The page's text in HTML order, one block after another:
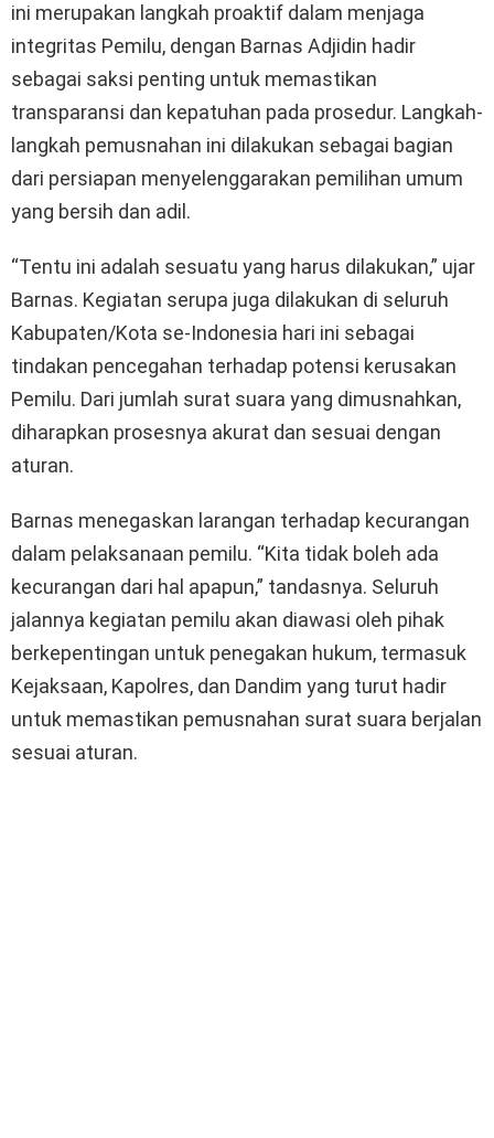
ini merupakan langkah proaktif dalam menjaga
integritas Pemilu, dengan Barnas Adjidin hadir
sebagai saksi penting untuk memastikan
transparansi dan kepatuhan pada prosedur. Langkah-
langkah pemusnahan ini dilakukan sebagai bagian
dari persiapan menyelenggarakan pemilihan umum
yang bersih dan adil.
“Tentu ini adalah sesuatu yang harus dilakukan,” ujar
Barnas. Kegiatan serupa juga dilakukan di seluruh
Kabupaten/Kota se-Indonesia hari ini sebagai
tindakan pencegahan terhadap potensi kerusakan
Pemilu. Dari jumlah surat suara yang dimusnahkan,
diharapkan prosesnya akurat dan sesuai dengan
aturan.
Barnas menegaskan larangan terhadap kecurangan
dalam pelaksanaan pemilu. “Kita tidak boleh ada
kecurangan dari hal apapun,” tandasnya. Seluruh
jalannya kegiatan pemilu akan diawasi oleh pihak
berkepentingan untuk penegakan hukum, termasuk
Kejaksaan, Kapolres, dan Dandim yang turut hadir
untuk memastikan pemusnahan surat suara berjalan
sesuai aturan.